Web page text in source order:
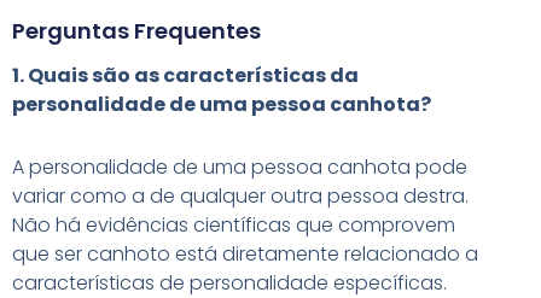
Perguntas Frequentes
1. Quais são as características da
personalidade de uma pessoa canhota?
A personalidade de uma pessoa canhota pode
variar como a de qualquer outra pessoa destra.
Não há evidências científicas que comprovem
que ser canhoto está diretamente relacionado a
características de personalidade específicas.